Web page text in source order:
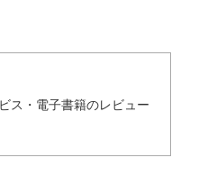
ス・電子書籍のレビュー